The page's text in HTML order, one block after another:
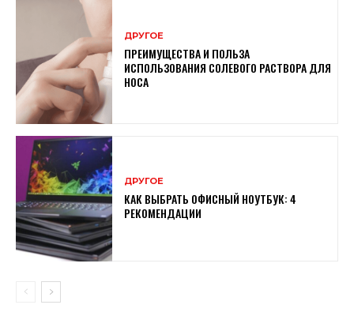
ДРУГОЕ
ПРЕИМУЩЕСТВА И ПОЛЬЗА
ИСПОЛЬЗОВАНИЯ СОЛЕВОГО РАСТВОРА ДЛЯ
НОСА
ДРУГОЕ
КАК ВЫБРАТЬ ОФИСНЫЙ НОУТБУК: 4
РЕКОМЕНДАЦИИ